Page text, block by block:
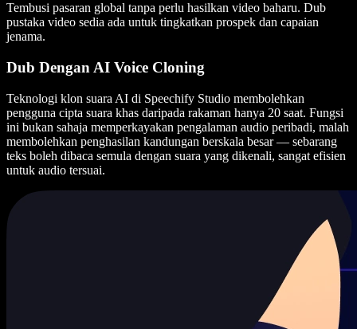
Tembusi pasaran global tanpa perlu hasilkan video baharu. Dub
pustaka video sedia ada untuk tingkatkan prospek dan capaian
jenama.
Dub Dengan AI Voice Cloning
Teknologi klon suara AI di Speechify Studio membolehkan
pengguna cipta suara khas daripada rakaman hanya 20 saat. Fungsi
ini bukan sahaja memperkayakan pengalaman audio peribadi, malah
membolehkan penghasilan kandungan berskala besar — sebarang
teks boleh dibaca semula dengan suara yang dikenali, sangat efisien
untuk audio tersuai.